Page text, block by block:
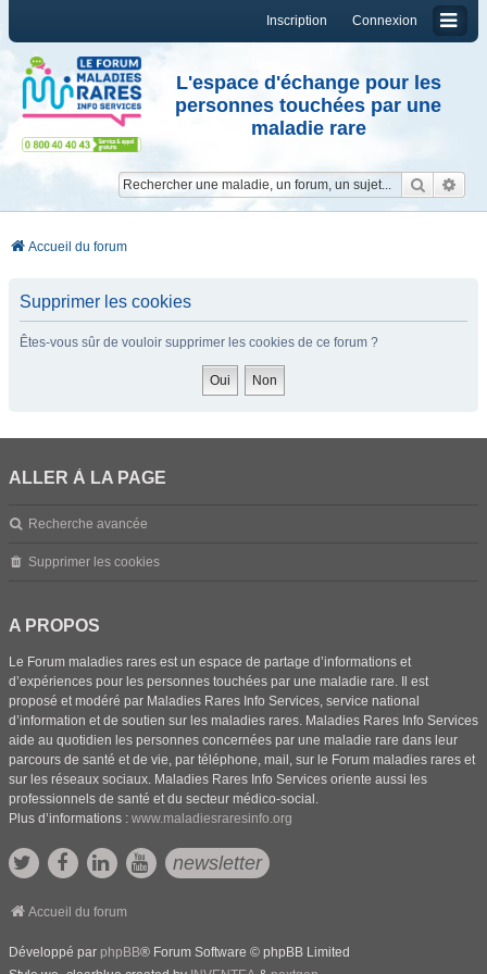
Connexion
Inscription
L'espace d'échange pour les
personnes touchées par une
maladie rare
Accueil du forum
Supprimer les cookies
Êtes-vous sûr de vouloir supprimer les cookies de ce forum ?
ALLER À LA PAGE
Recherche avancée
Supprimer les cookies
A PROPOS
Le Forum maladies rares est un espace de partage d’informations et
d’expériences pour les personnes touchées par une maladie rare. Il est
proposé et modéré par Maladies Rares Info Services, service national
d’information et de soutien sur les maladies rares. Maladies Rares Info Services
aide au quotidien les personnes concernées par une maladie rare dans leur
parcours de santé et de vie, par téléphone, mail, sur le Forum maladies rares et
sur les réseaux sociaux. Maladies Rares Info Services oriente aussi les
professionnels de santé et du secteur médico-social.
Plus d’informations : www.maladiesraresinfo.org
newsletter
Accueil du forum
Développé par phpBB® Forum Software © phpBB Limited